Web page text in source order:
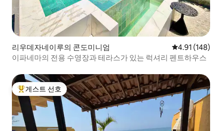
리우데자네이루의 콘도미니엄 평점 4.91점(5
4.91 (148)
이파네마의 전용 수영장과 테라스가 있는 럭셔리 펜트하우스
상위 게스트 선호
게스트 선호